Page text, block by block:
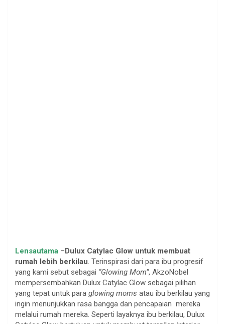
Lensautama –Dulux Catylac Glow untuk membuat
rumah lebih berkilau. Terinspirasi dari para ibu progresif
yang kami sebut sebagai “Glowing Mom”, AkzoNobel
mempersembahkan Dulux Catylac Glow sebagai pilihan
yang tepat untuk para glowing moms atau ibu berkilau yang
ingin menunjukkan rasa bangga dan pencapaian mereka
melalui rumah mereka. Seperti layaknya ibu berkilau, Dulux